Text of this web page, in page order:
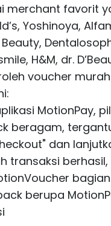
merchant favorit
Yoshinoya,
H&M, dr.
voucher
MotionPay,
beragam,
dan
transaksi
berupa